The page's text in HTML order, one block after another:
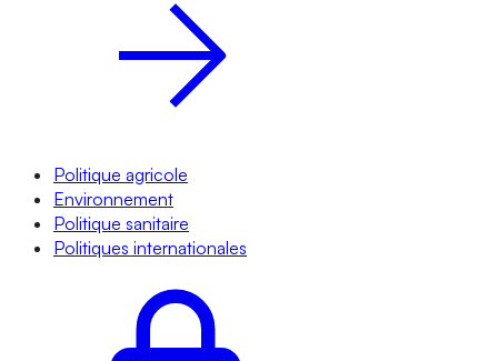
Politique agricole
Environnement
Politique sanitaire
Politiques internationales